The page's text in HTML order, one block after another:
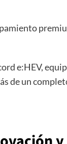
e:HEV,
de un